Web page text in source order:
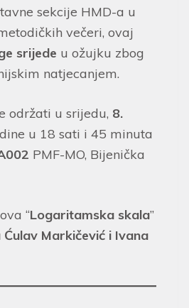
sekcije HMD-a u
večeri, ovaj
srijede u ožujku zbog
natjecanjem.
održati u srijedu, 8.
u 18 sati i 45 minuta
PMF-MO, Bijenička
“Logaritamska skala”
Ćulav Markičević i Ivana